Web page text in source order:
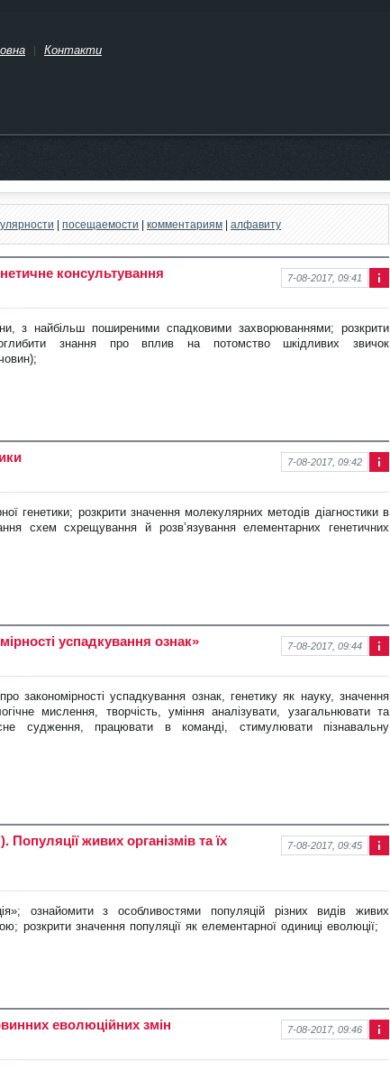
Контакти
| посещаемости | комментариям | алфавиту
ор
ція
про
7-08-2017, 09:41
консультування
з найбільш поширеними спадковими захворюваннями; розкрити
знання про вплив на потомство шкідливих звичок
ор
ція
про
7-08-2017, 09:42
генетики; розкрити значення молекулярних методів діагностики в
схем схрещування й розв’язування елементарних генетичних
ор
ція
про
нов
7-08-2017, 09:44
успадкування ознак»
закономірності успадкування ознак, генетику як науку, значення
мислення, творчість, уміння аналізувати, узагальнювати та
судження, працювати в команді, стимулювати пізнавальну
ма
про
нов
7-08-2017, 09:45
Популяції живих організмів та їх
ознайомити з особливостями популяцій різних видів живих
розкрити значення популяції як елементарної одиниці еволюції;
ор
7-08-2017, 09:46
еволюційних змін